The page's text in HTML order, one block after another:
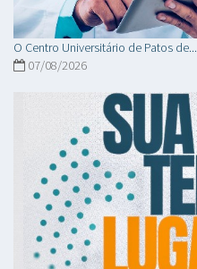
O Centro Universitário de Patos de...
07/08/2026